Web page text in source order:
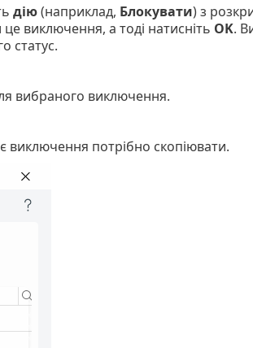
дію(наприклад, Блокувати) з
виключення, а тоді натисніть OK.
статус.
вибраного виключення.
виключення потрібно скопіювати.